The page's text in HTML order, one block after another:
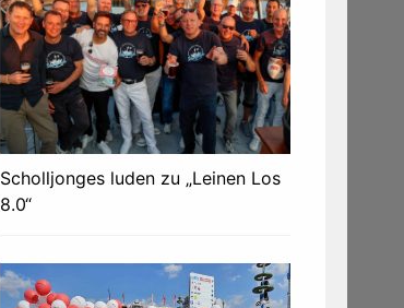
Scholljonges luden zu „Leinen Los
8.0“